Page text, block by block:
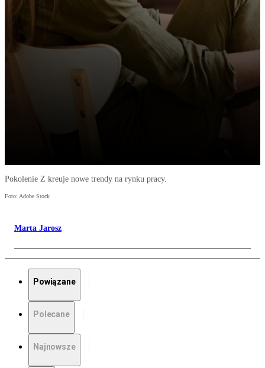
Pokolenie Z kreuje nowe trendy na rynku pracy.
Foto: Adobe Stock
Marta Jarosz
Powiązane
Polecane
Najnowsze